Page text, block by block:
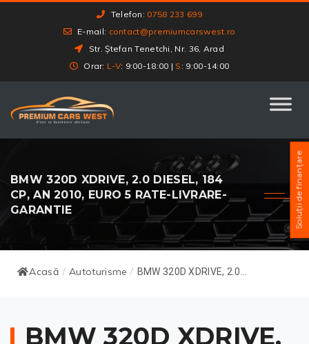
Telefon: 0758 233 699
E-mail: contact@premiumcarswest.ro
Str. Ștefan Tenetchi, Nr. 36, Arad
Orar: L-V: 9:00-18:00 | S : 9:00-14:00
BMW 320D XDRIVE, 2.0 DIESEL, 184
CP, AN 2010, EURO 5 RATE-LIVRARE-
GARANTIE
Acasă / Autoturisme / BMW 320D XDRIVE, 2.0...
BMW 320D XDRIVE,
Soluții de finanțare